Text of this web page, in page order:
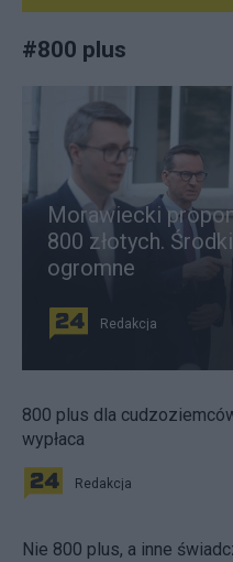
#800 plus
Morawiecki
800 złotych.
ogromne
Redakcja
800 plus dla
wypłaca
Redakcja
Nie 800 plus, a inne